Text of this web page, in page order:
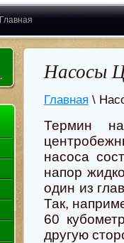
Главная
Насосы
Главная \
Термин
насоса
напор
один из
Так,
60
другую